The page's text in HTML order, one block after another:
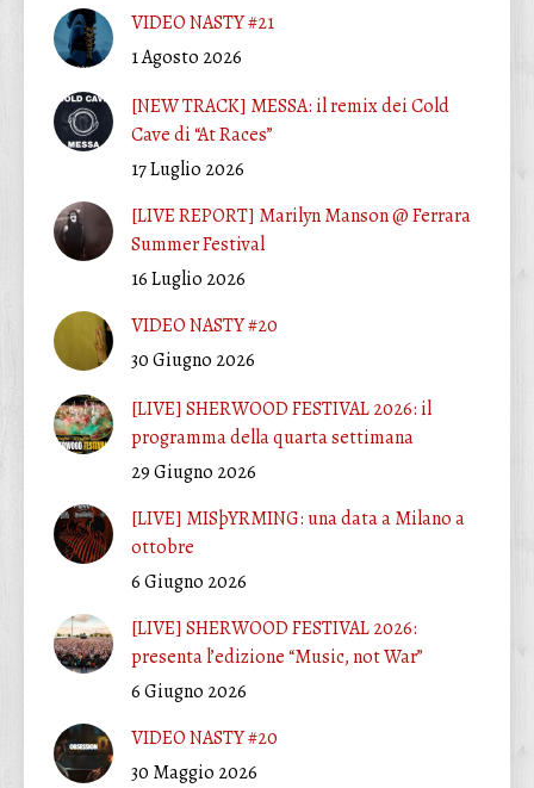
VIDEO NASTY #21
1 Agosto 2026
[NEW TRACK] MESSA: il remix dei Cold
Cave di “At Races”
17 Luglio 2026
[LIVE REPORT] Marilyn Manson @ Ferrara
Summer Festival
16 Luglio 2026
VIDEO NASTY #20
30 Giugno 2026
[LIVE] SHERWOOD FESTIVAL 2026: il
programma della quarta settimana
29 Giugno 2026
[LIVE] MISþYRMING: una data a Milano a
ottobre
6 Giugno 2026
[LIVE] SHERWOOD FESTIVAL 2026:
presenta l’edizione “Music, not War”
6 Giugno 2026
VIDEO NASTY #20
30 Maggio 2026